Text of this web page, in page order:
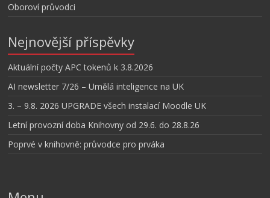
Oboroví průvodci
Nejnovější příspěvky
Aktuální počty APC tokenů k 3.8.2026
AI newsletter 7/26 – Umělá inteligence na UK
3. – 9.8. 2026 UPGRADE všech instalací Moodle UK
Letní provozní doba Knihovny od 29.6. do 28.8.26
Poprvé v knihovně: průvodce pro prváka